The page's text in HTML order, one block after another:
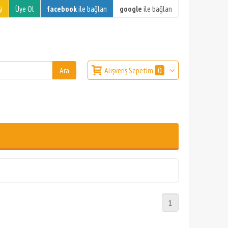
Üye Ol facebookile bağlan google ile bağlan
Alışveriş Sepetim 0
1